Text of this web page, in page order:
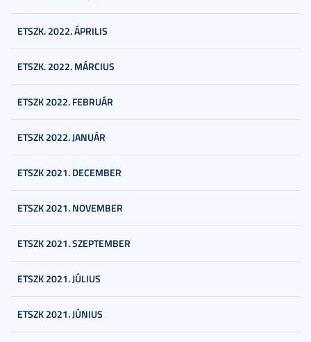
ETSZK. 2022. ÁPRILIS
ETSZK. 2022. MÁRCIUS
ETSZK 2022. FEBRUÁR
ETSZK 2022. JANUÁR
ETSZK 2021. DECEMBER
ETSZK 2021. NOVEMBER
ETSZK 2021. SZEPTEMBER
ETSZK 2021. JÚLIUS
ETSZK 2021. JÚNIUS